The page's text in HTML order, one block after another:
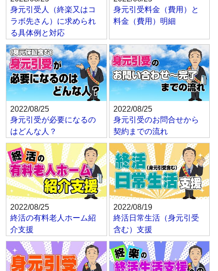
身元引受人（終楽又はコ
ラボ先さん）に求められ
る具体例と対応
身元引受料金（費用）と
料金（費用）明細
2022/08/25
身元引受が必要になるの
はどんな人？
2022/08/25
身元引受のお問合せから
契約までの流れ
2022/08/25
終活の有料老人ホーム紹
介支援
2022/08/19
終活日常生活（身元引受
含む）支援